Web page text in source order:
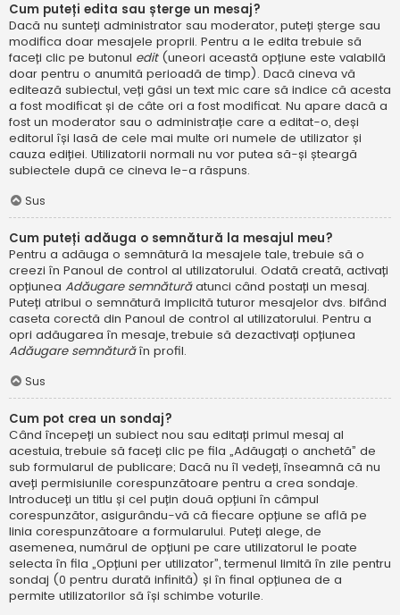
Cum puteți edita sau șterge un mesaj?
Dacă nu sunteți administrator sau moderator, puteți șterge sau
modifica doar mesajele proprii. Pentru a le edita trebuie să
faceți clic pe butonul edit (uneori această opțiune este valabilă
doar pentru o anumită perioadă de timp). Dacă cineva vă
editează subiectul, veți găsi un text mic care să indice că acesta
a fost modificat și de câte ori a fost modificat. Nu apare dacă a
fost un moderator sau o administrație care a editat-o, deși
editorul își lasă de cele mai multe ori numele de utilizator și
cauza ediției. Utilizatorii normali nu vor putea să-și șteargă
subiectele după ce cineva le-a răspuns.
Sus
Cum puteți adăuga o semnătură la mesajul meu?
Pentru a adăuga o semnătură la mesajele tale, trebuie să o
creezi în Panoul de control al utilizatorului. Odată creată, activați
opțiunea Adăugare semnăturăatunci când postați un mesaj.
Puteți atribui o semnătură implicită tuturor mesajelor dvs. bifând
caseta corectă din Panoul de control al utilizatorului. Pentru a
opri adăugarea în mesaje, trebuie să dezactivați opțiunea
Adăugare semnăturăîn profil.
Sus
Cum pot crea un sondaj?
Când începeți un subiect nou sau editați primul mesaj al
acestuia, trebuie să faceți clic pe fila „Adăugați o anchetă” de
sub formularul de publicare; Dacă nu îl vedeți, înseamnă că nu
aveți permisiunile corespunzătoare pentru a crea sondaje.
Introduceți un titlu și cel puțin două opțiuni în câmpul
corespunzător, asigurându-vă că fiecare opțiune se află pe
linia corespunzătoare a formularului. Puteți alege, de
asemenea, numărul de opțiuni pe care utilizatorul le poate
selecta în fila „Opțiuni per utilizator”, termenul limită în zile pentru
sondaj (0 pentru durată infinită) și în final opțiunea de a
permite utilizatorilor să își schimbe voturile.